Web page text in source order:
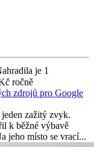
je 1
ročně
zdrojů pro Google
zažitý zvyk.
k běžné výbavě
jeho místo se vrací...